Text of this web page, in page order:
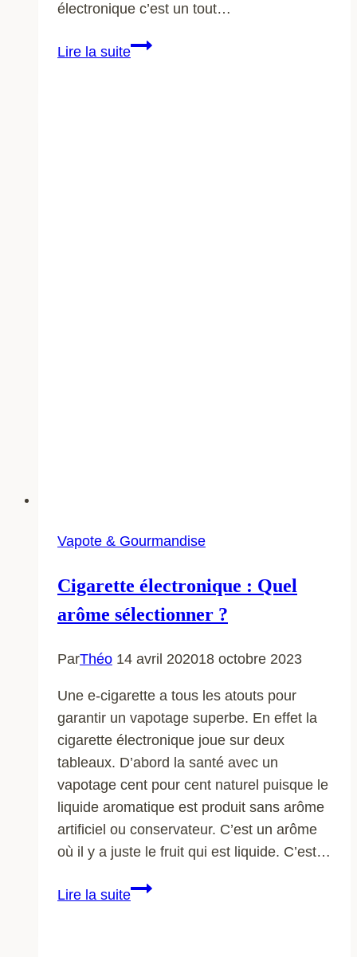
électronique c’est un tout…
Lire la suiteCigarette
Vapote & Gourmandise
Cigarette électronique : Quel
arôme sélectionner ?
ParThéo 14 avril 202018 octobre 2023
Une e-cigarette a tous les atouts pour
garantir un vapotage superbe. En effet la
cigarette électronique joue sur deux
tableaux. D’abord la santé avec un
vapotage cent pour cent naturel puisque le
liquide aromatique est produit sans arôme
artificiel ou conservateur. C’est un arôme
où il y a juste le fruit qui est liquide. C’est…
Lire la suiteCigarette